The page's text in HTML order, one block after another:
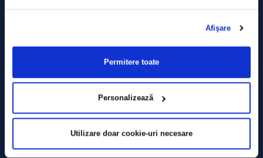
Afişare
Permitere toate
Personalizează
Utilizare doar cookie-uri necesare